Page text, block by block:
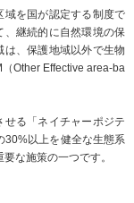
域を国が認定する制度で
、継続的に自然環境の保
、保護地域以外で生物
Other Effective area-ba
る「ネイチャーポジテ
30%以上を健全な生態系
な施策の一つです。